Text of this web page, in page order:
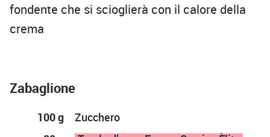
fondente che si scioglierà con il calore della
crema
Zabaglione
100 g
Zucchero